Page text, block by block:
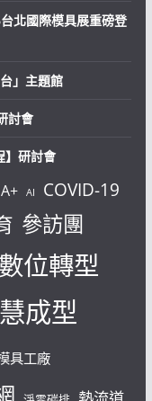
北國際模具展重磅登
」主題館
討會
】研討會
AI COVID-19
參訪團
數位轉型
成型
具工廠